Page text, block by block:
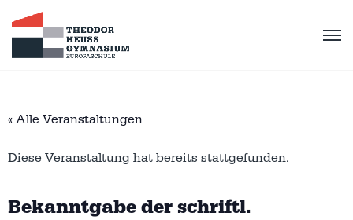
« Alle Veranstaltungen
Diese Veranstaltung hat bereits stattgefunden.
Bekanntgabe der schriftl.